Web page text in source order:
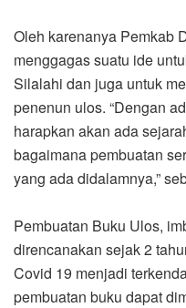
Oleh karenanya Pemkab
menggagas suatu ide
Silalahi dan juga untuk
penenun ulos. “Dengan
harapkan akan ada
bagaimana pembuatan
yang ada didalamnya,”
Pembuatan Buku Ulos,
direncanakan sejak 2
Covid 19 menjadi
pembuatan buku dapat